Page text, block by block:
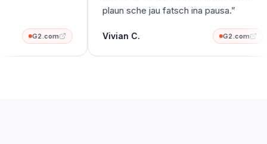
G2.com
plaun sche jau fatsch ina pausa.
Vivian C. G2.com